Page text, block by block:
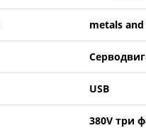
metals
USB
380V три